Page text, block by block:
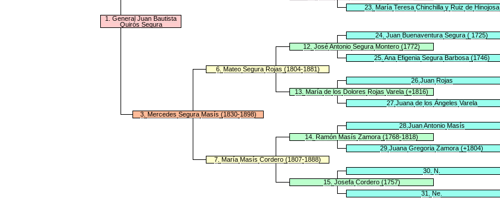
23. María Teresa Chinchilla y Ruiz de Hinojosa
1
General Juan Bautista
Quirós Segura
24 Juan Buenaventura Segura ( 1725)
12 JoséAntonio Segura Montero (1772)
25. Ana Efigenia Segura Barbosa(1746)
6. Mateo Segura Rojas (1804-1881)
26. Juan Rojas
13 María de los Dolores Rojas Varela (+1816)
27. Juana de los Ángeles Varela
3. Mercedes Segura Masís (1830-1898)
28. Juan Antonio Masís
14 Ramón Masís Zamora (1768-1818)
29 Juana Gregoria Zamora (+1804)
7 María Masís Cordero (1807-1888)
30 N
15. Josefa Cordero(1757)
31
Ne